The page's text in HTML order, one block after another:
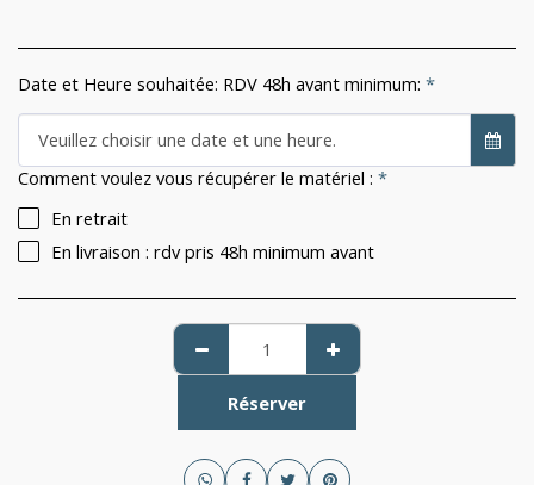
Date et Heure souhaitée: RDV 48h avant minimum: *
Veuillez choisir une date et une heure.
Comment voulez vous récupérer le matériel : *
En retrait
En livraison : rdv pris 48h minimum avant
Réserver